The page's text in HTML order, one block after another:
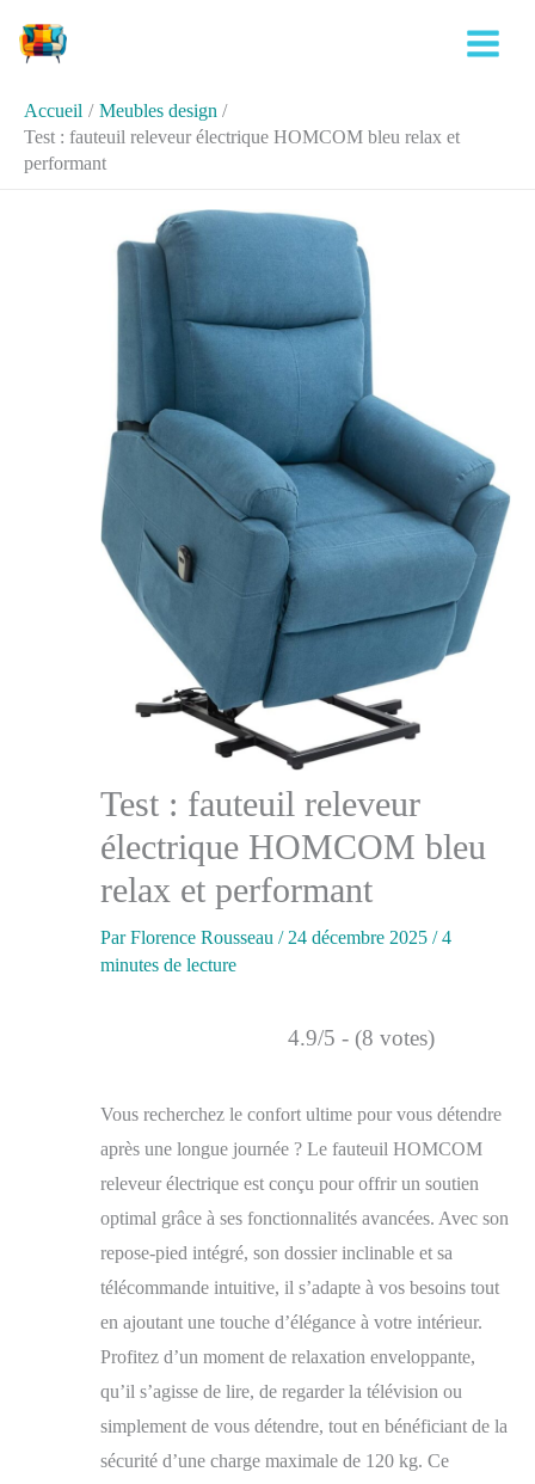
Accueil
Meubles design
Test : fauteuil releveur électrique HOMCOM bleu relax et
performant
Test : fauteuil releveur
électrique HOMCOM bleu
relax et performant
ParFlorence Rousseau / 24 décembre 2025 /4
minutes de lecture
4.9/5 - (8 votes)
Vous recherchez le confort ultime pour vous détendre
après une longue journée ? Le fauteuil HOMCOM
releveur électrique est conçu pour offrir un soutien
optimal grâce à ses fonctionnalités avancées. Avec son
repose-pied intégré, son dossier inclinable et sa
télécommande intuitive, il s’adapte à vos besoins tout
en ajoutant une touche d’élégance à votre intérieur.
Profitez d’un moment de relaxation enveloppante,
qu’il s’agisse de lire, de regarder la télévision ou
simplement de vous détendre, tout en bénéficiant de la
sécurité d’une charge maximale de 120 kg. Ce